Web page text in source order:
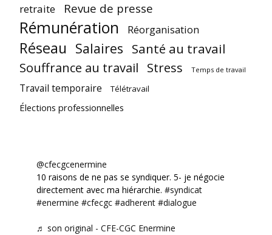
retraite Revue de presse
Rémunération Réorganisation
Réseau Salaires Santé au travail
Souffrance au travail Stress Temps de travail
Travail temporaire Télétravail
Élections professionnelles
@cfecgcenermine
10 raisons de ne pas se syndiquer. 5- je négocie
directement avec ma hiérarchie. #syndicat
#enermine #cfecgc #adherent #dialogue
♬ son original - CFE-CGC Enermine